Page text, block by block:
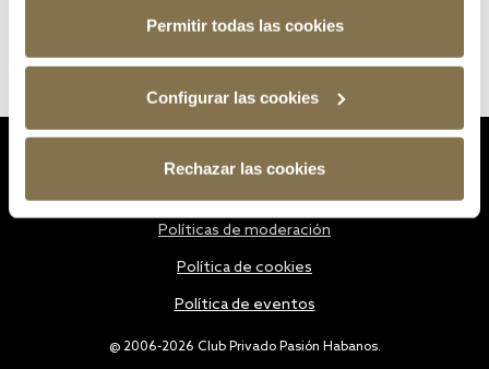
Permitir todas las cookies
Configurar las cookies
Rechazar las cookies
@ 2006-2026 Club Privado Pasión Habanos.
Políticas de moderación
Política de cookies
Política de eventos